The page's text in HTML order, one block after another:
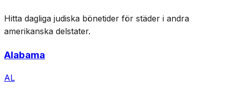
Hitta dagliga judiska bönetider för städer i andra
amerikanska delstater.
Alabama
AL